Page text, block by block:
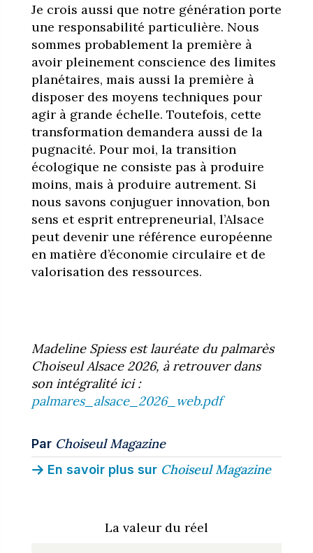
Je crois aussi que notre génération porte
une responsabilité particulière. Nous
sommes probablement la première à
avoir pleinement conscience des limites
planétaires, mais aussi la première à
disposer des moyens techniques pour
agir à grande échelle. Toutefois, cette
transformation demandera aussi de la
pugnacité. Pour moi, la transition
écologique ne consiste pas à produire
moins, mais à produire autrement. Si
nous savons conjuguer innovation, bon
sens et esprit entrepreneurial, l’Alsace
peut devenir une référence européenne
en matière d’économie circulaire et de
valorisation des ressources.
Madeline Spiess est lauréate du palmarès
Choiseul Alsace 2026, à retrouver dans
son intégralité ici :
palmares_alsace_2026_web.pdf
Par Choiseul Magazine
En savoir plus sur Choiseul Magazine
La valeur du réel